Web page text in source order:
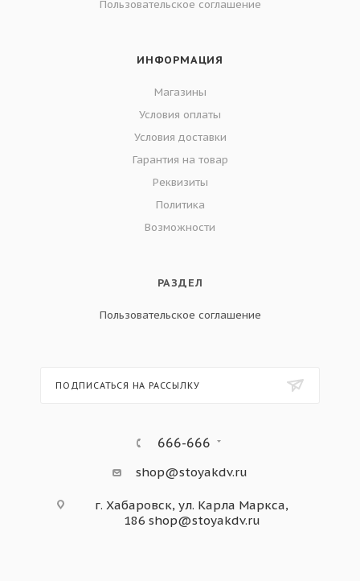
Пользовательское соглашение
ИНФОРМАЦИЯ
Магазины
Условия оплаты
Условия доставки
Гарантия на товар
Реквизиты
Политика
Возможности
РАЗДЕЛ
Пользовательское соглашение
ПОДПИСАТЬСЯ НА РАССЫЛКУ
666-666
shop@stoyakdv.ru
г. Хабаровск, ул. Карла Маркса,
186 shop@stoyakdv.ru